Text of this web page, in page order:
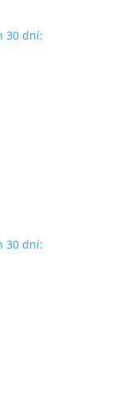
30 dní:
30 dní: